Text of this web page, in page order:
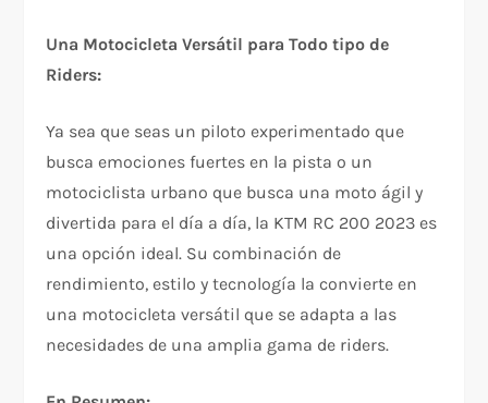
Una Motocicleta Versátil para Todo tipo de
Riders:
Ya sea que seas un piloto experimentado que
busca emociones fuertes en la pista o un
motociclista urbano que busca una moto ágil y
divertida para el día a día, la KTM RC 200 2023 es
una opción ideal. Su combinación de
rendimiento, estilo y tecnología la convierte en
una motocicleta versátil que se adapta a las
necesidades de una amplia gama de riders.